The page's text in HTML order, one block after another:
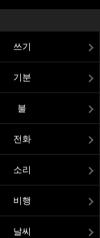
쓰기
기분
불
전화
소리
비행
날씨